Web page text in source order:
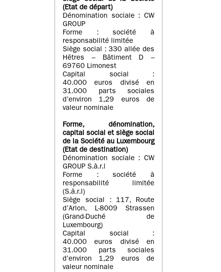
(Etatde départ)
Dénomination sociale : CW
GROUP
Forme : société à
responsabilité limitée
Siège social : 330 allée des
Hêtres – Bâtiment D –
69760 Limonest
Capital social :
40.000 euros divisé en
31.000 parts sociales
d’environ 1,29 euros de
valeur nominale
Forme, dénomination,
capital social et siège social
de la Société au Luxembourg
(Etat de destination)
Dénomination sociale : CW
GROUP S.à.r.l
Forme : société à
responsabilité limitée
(S.à.r.l)
Siège social : 117, Route
d’Arlon, L-8009 Strassen
(Grand-Duché de
Luxembourg)
Capital social :
40.000 euros divisé en
31.000 parts sociales
d’environ 1,29 euros de
valeur nominale